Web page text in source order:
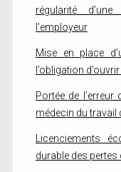
régularité
l’employeur
Mise en place
l’obligation
Portée de l’erreur
médecin du travail
Licenciements
durable des pertes